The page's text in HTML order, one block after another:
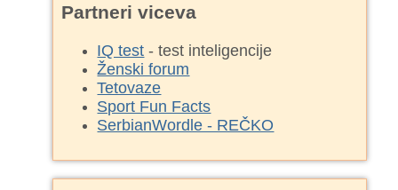
Partneri viceva
IQ test - test inteligencije
Ženski forum
Tetovaze
Sport Fun Facts
SerbianWordle - REČKO